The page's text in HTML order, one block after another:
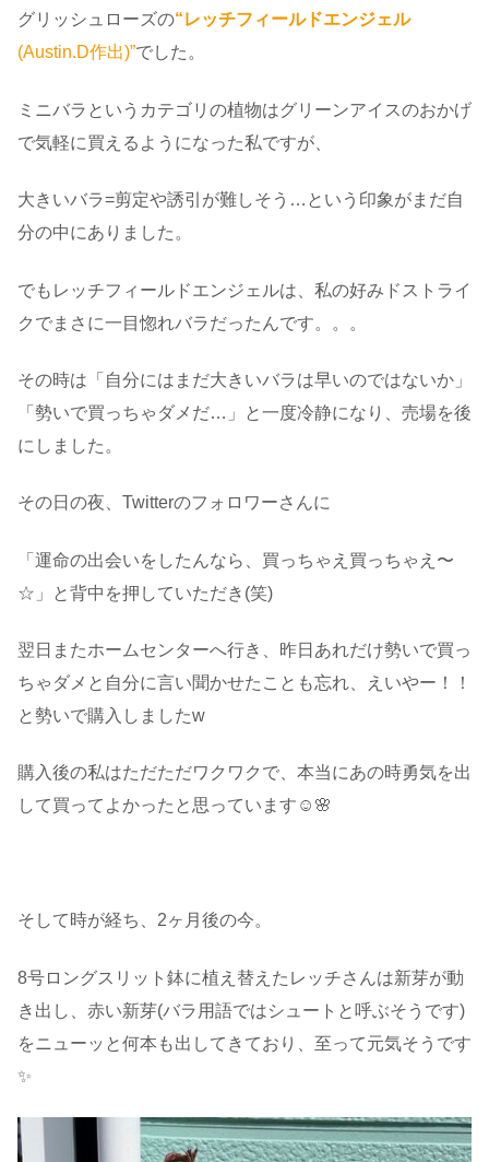
グリッシュローズの“レッチフィールドエンジェル
(Austin.D作出)”でした。
ミニバラというカテゴリの植物はグリーンアイスのおかげ
で気軽に買えるようになった私ですが、
大きいバラ=剪定や誘引が難しそう…という印象がまだ自
分の中にありました。
でもレッチフィールドエンジェルは、私の好みドストライ
クでまさに一目惚れバラだったんです。。。
その時は「自分にはまだ大きいバラは早いのではないか」
「勢いで買っちゃダメだ…」と一度冷静になり、売場を後
にしました。
その日の夜、Twitterのフォロワーさんに
「運命の出会いをしたんなら、買っちゃえ買っちゃえ〜
☆」と背中を押していただき(笑)
翌日またホームセンターへ行き、昨日あれだけ勢いで買っ
ちゃダメと自分に言い聞かせたことも忘れ、えいやー！！
と勢いで購入しましたw
購入後の私はただただワクワクで、本当にあの時勇気を出
して買ってよかったと思っています☺️🌸
そして時が経ち、2ヶ月後の今。
8号ロングスリット鉢に植え替えたレッチさんは新芽が動
き出し、赤い新芽(バラ用語ではシュートと呼ぶそうです)
をニューッと何本も出してきており、至って元気そうです
✨